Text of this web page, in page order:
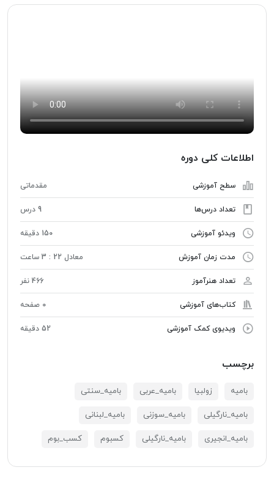
اطلاعات کلی دوره
سطح آموزشی مقدماتی
تعداد درس‌ها 9 درس
ویدئو آموزشی 150 دقیقه
مدت زمان آموزش معادل 22 : 3 ساعت
تعداد هنرآموز 466 نفر
کتاب‌های آموزشی 0 صفحه
ویدیوی کمک آموزشی 52 دقیقه
برچسب
بامیه زولبیا بامیه_عربی بامیه_سنتی
بامیه_نارگیلی بامیه_سوزنی بامیه_لبنانی
بامیه_انجیری بامیه_نارگیلی کسبوم کسب_بوم